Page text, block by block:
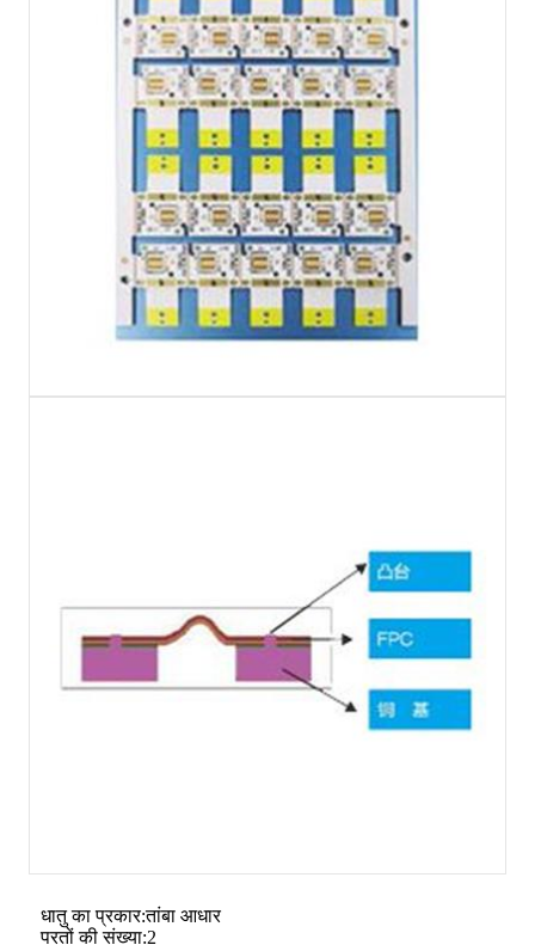
धातु का प्रकार:तांबा आधार
परतों की संख्या:2